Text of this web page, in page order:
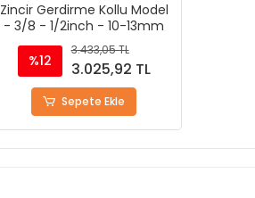
Zincir Gerdirme Kollu Model
- 1/4 - 5/16inch - 6-8mm
%12
2.074,13 TL
1.815,55 TL
Sepete Ekle